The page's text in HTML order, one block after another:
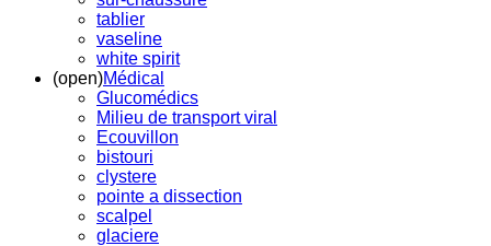
tablier
vaseline
white spirit
(open)Médical
Glucomédics
Milieu de transport viral
Ecouvillon
bistouri
clystere
pointe a dissection
scalpel
glaciere